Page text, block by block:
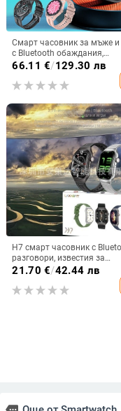
Смарт часовник за мъже
с Bluetooth обаждания,
мултифункционален
дизайн, измерване на
ритъм, кръвно налягане,
на съня
66.11 €/129.30 лв
H7 смарт часовник с
разговори, известия за
съобщения, извит корпус,
сърдечна честота
21.70 €/42.44 лв